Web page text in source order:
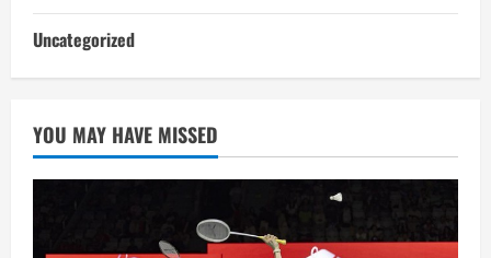
Uncategorized
YOU MAY HAVE MISSED